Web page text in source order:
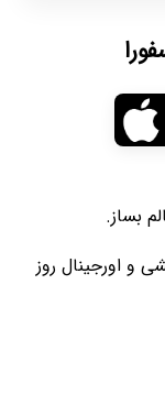
بساز.
و اورجینال روز